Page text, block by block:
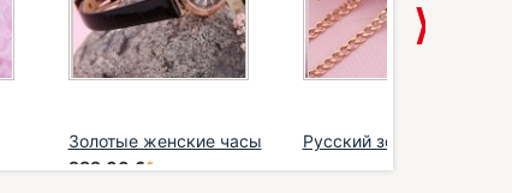
Золотые женские часы
989,00 €*
Русский золото 585
ожерелье